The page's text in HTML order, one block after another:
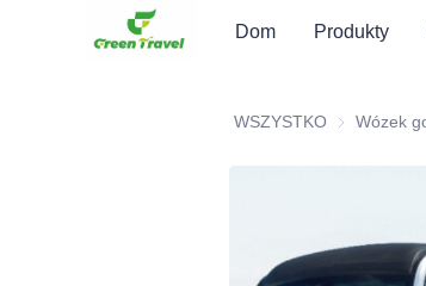
Dom Produkty
WSZYSTKO